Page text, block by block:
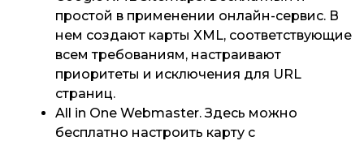
простой в применении онлайн-сервис. В
нем создают карты XML, соответствующие
всем требованиям, настраивают
приоритеты и исключения для URL
страниц.
All in One Webmaster. Здесь можно
бесплатно настроить карту с